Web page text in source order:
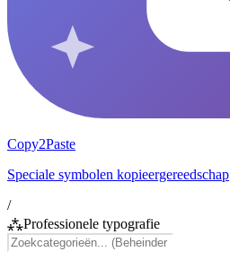
Copy2Paste
Speciale symbolen kopieergereedschap
/
⁂Professionele typografie